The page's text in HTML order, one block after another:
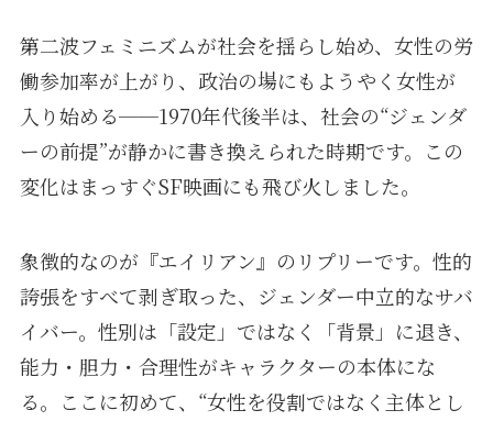
第二波フェミニズムが社会を揺らし始め、女性の労
働参加率が上がり、政治の場にもようやく女性が
入り始める──1970年代後半は、社会の“ジェンダ
ーの前提”が静かに書き換えられた時期です。この
変化はまっすぐSF映画にも飛び火しました。
象徴的なのが『エイリアン』のリプリーです。性的
誇張をすべて剥ぎ取った、ジェンダー中立的なサバ
イバー。性別は「設定」ではなく「背景」に退き、
能力・胆力・合理性がキャラクターの本体にな
る。ここに初めて、“女性を役割ではなく主体とし